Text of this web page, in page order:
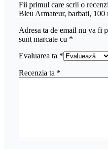
Fii primul care scrii o
Bleu Armateur, barbati, 100
Adresa ta de email nu va fi
sunt marcate cu *
Evaluarea ta *
Recenzia ta *